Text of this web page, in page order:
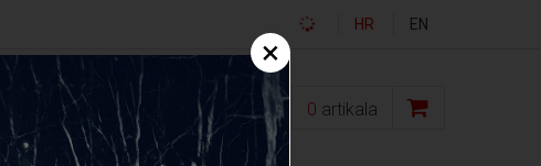
HR EN
0,00 € 0 artikala
×